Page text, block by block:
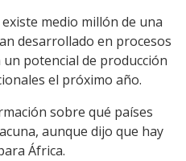
medio millón de una
desarrollado en procesos
potencial de producción
el próximo año.
sobre qué países
aunque dijo que hay
África.